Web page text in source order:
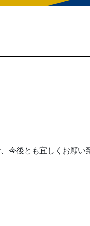
今後とも宜しくお願い